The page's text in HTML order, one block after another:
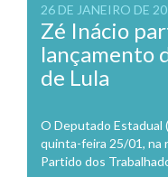
26 DE JANEIRO DE
Zé Inácio
lançamento
de Lula
O Deputado Estadual
quinta-feira 25/01, na
Partido dos